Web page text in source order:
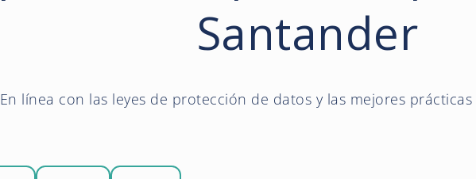
Santander
En línea con las leyes de protección de datos y las mejores